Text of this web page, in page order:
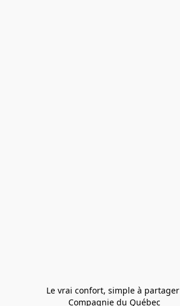
Le vrai confort, simple à partager
Compagnie du Québec